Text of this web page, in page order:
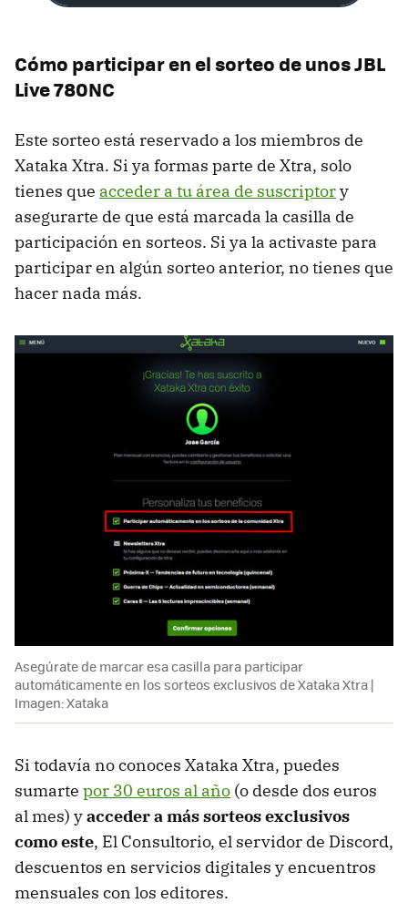
Cómo participar en el sorteo de unos JBL
Live 780NC
Este sorteo está reservado a los miembros de
Xataka Xtra. Si ya formas parte de Xtra, solo
tienes que acceder a tu área de suscriptory
asegurarte de que está marcada la casilla de
participación en sorteos. Si ya la activaste para
participar en algún sorteo anterior, no tienes que
hacer nada más.
Asegúrate de marcar esa casilla para participar
automáticamente en los sorteos exclusivos de Xataka Xtra |
Imagen: Xataka
Si todavía no conoces Xataka Xtra, puedes
sumarte por 30 euros al año (o desde dos euros
al mes) yacceder a más sorteos exclusivos
como este, El Consultorio, el servidor de Discord,
descuentos en servicios digitales y encuentros
mensuales con los editores.